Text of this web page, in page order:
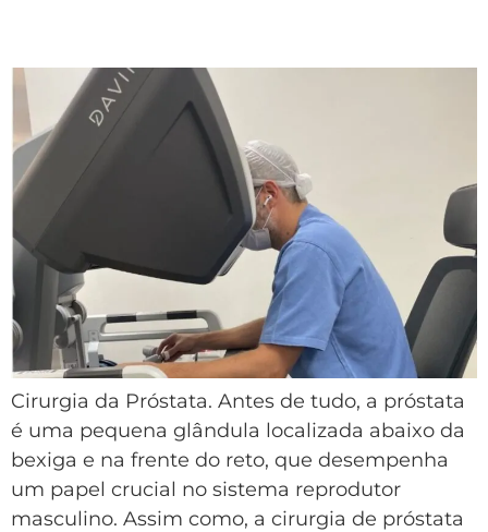
Cirurgia da Próstata. Antes de tudo, a próstata
é uma pequena glândula localizada abaixo da
bexiga e na frente do reto, que desempenha
um papel crucial no sistema reprodutor
masculino. Assim como, a cirurgia de próstata